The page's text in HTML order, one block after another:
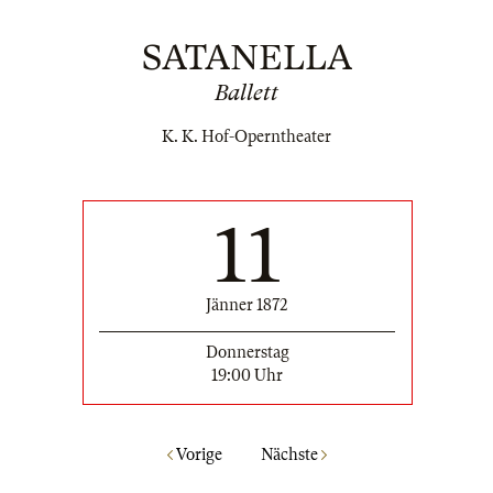
SATANELLA
Ballett
K. K. Hof-Operntheater
11
Jänner 1872
Donnerstag
19:00 Uhr
Vorige Nächste